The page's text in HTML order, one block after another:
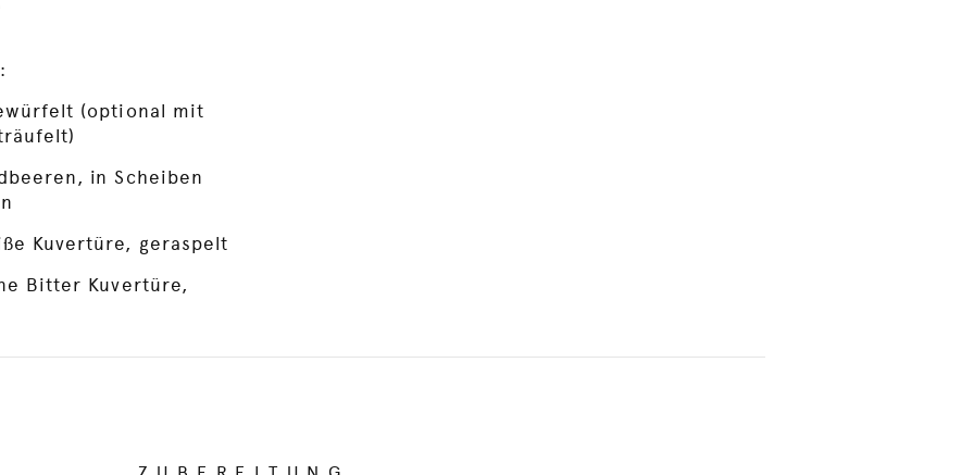
(optional mit
in Scheiben
Kuvertüre, geraspelt
Bitter Kuvertüre,